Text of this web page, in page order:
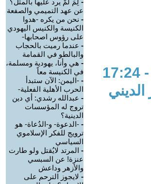
- لِمَ لمْ يرد عليها بالمثل؟
عن عهد التميمي والصفعة
- نحن من يكره -هدوا
الكنيسة والكنيس اليهودي
على رؤوس اصحابها-
- عندما رميت بالحجاب
والبالطو في القمامة
- هي وأنا، يهودية ومسلمة،
في الكنيسة معاً
- -اليمن: الآن ستبدأ
الحرب الأهلية الفعلية-
- عبدالله رشدي: أي دين
تروج له المؤسسات
الدينية؟
- -الدعوة- و-الدُعاة- هو
ترويج للفكر الإسلاموي
السياسي
- المرتد لايُقتل ولو طارت
عنزة! عن السبسي
والأزهر وداعش
- لايجوز الترحم على